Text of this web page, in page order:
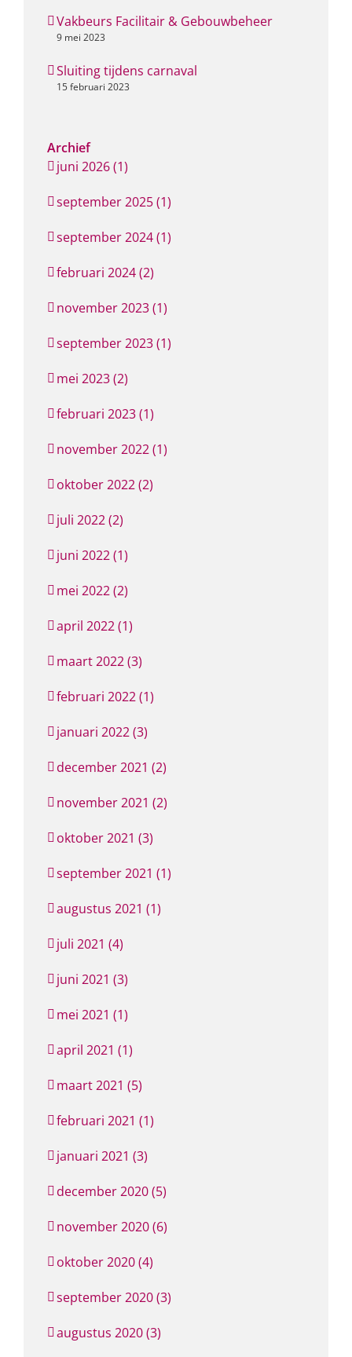
Vakbeurs Facilitair & Gebouwbeheer
9 mei 2023
Sluiting tijdens carnaval
15 februari 2023
Archief
juni 2026 (1)
september 2025 (1)
september 2024 (1)
februari 2024 (2)
november 2023 (1)
september 2023 (1)
mei 2023 (2)
februari 2023 (1)
november 2022 (1)
oktober 2022 (2)
juli 2022 (2)
juni 2022 (1)
mei 2022 (2)
april 2022 (1)
maart 2022 (3)
februari 2022 (1)
januari 2022 (3)
december 2021 (2)
november 2021 (2)
oktober 2021 (3)
september 2021 (1)
augustus 2021 (1)
juli 2021 (4)
juni 2021 (3)
mei 2021 (1)
april 2021 (1)
maart 2021 (5)
februari 2021 (1)
januari 2021 (3)
december 2020 (5)
november 2020 (6)
oktober 2020 (4)
september 2020 (3)
augustus 2020 (3)